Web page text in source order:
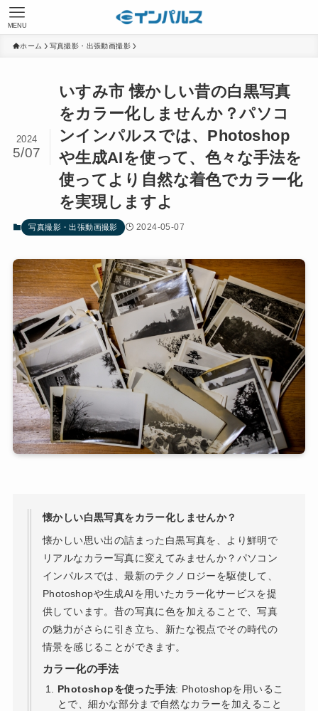
MENU
ホーム 写真撮影・出張動画撮影
いすみ市 懐かしい昔の白黒写真
をカラー化しませんか？パソコ
ンインパルスでは、Photoshop
や生成AIを使って、色々な手法を
使ってより自然な着色でカラー化
を実現しますよ
2024
5/07
写真撮影・出張動画撮影 2024-05-07
懐かしい白黒写真をカラー化しませんか？
懐かしい思い出の詰まった白黒写真を、より鮮明で
リアルなカラー写真に変えてみませんか？パソコン
インパルスでは、最新のテクノロジーを駆使して、
Photoshopや生成AIを用いたカラー化サービスを提
供しています。昔の写真に色を加えることで、写真
の魅力がさらに引き立ち、新たな視点でその時代の
情景を感じることができます。
カラー化の手法
Photoshopを使った手法: Photoshopを用いるこ
とで、細かな部分まで自然なカラーを加えること